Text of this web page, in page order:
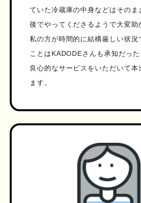
ていた冷蔵庫の中身などはそのま
後でやってくださるようで大変助
私の方が時間的に結構厳しい状況
ことはKADODEさんも承知だった
良心的なサービスをいただいて本
ます。